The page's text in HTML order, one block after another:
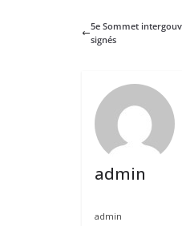
5e Sommet
signés
admin
admin